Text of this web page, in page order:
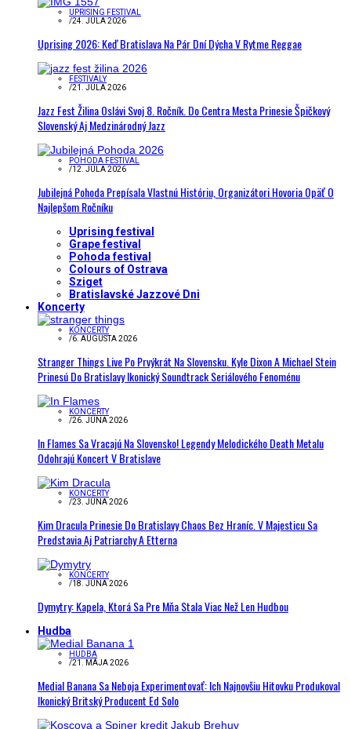
UPRISING FESTIVAL
/24. JÚLA 2026
Uprising 2026: Keď Bratislava Na Pár Dní Dýcha V Rytme Reggae
FESTIVALY
/21. JÚLA 2026
Jazz Fest Žilina Oslávi Svoj 8. Ročník. Do Centra Mesta Prinesie Špičkový
Slovenský Aj Medzinárodný Jazz
POHODA FESTIVAL
/12. JÚLA 2026
Jubilejná Pohoda Prepísala Vlastnú Históriu, Organizátori Hovoria Opäť O
Najlepšom Ročníku
Uprising festival
Grape festival
Pohoda festival
Colours of Ostrava
Sziget
Bratislavské Jazzové Dni
Koncerty
KONCERTY
/6. AUGUSTA 2026
Stranger Things Live Po Prvýkrát Na Slovensku. Kyle Dixon A Michael Stein
Prinesú Do Bratislavy Ikonický Soundtrack Seriálového Fenoménu
KONCERTY
/26. JÚNA 2026
In Flames Sa Vracajú Na Slovensko! Legendy Melodického Death Metalu
Odohrajú Koncert V Bratislave
KONCERTY
/23. JÚNA 2026
Kim Dracula Prinesie Do Bratislavy Chaos Bez Hraníc. V Majesticu Sa
Predstavia Aj Patriarchy A Etterna
KONCERTY
/18. JÚNA 2026
Dymytry: Kapela, Ktorá Sa Pre Mňa Stala Viac Než Len Hudbou
Hudba
HUDBA
/21. MÁJA 2026
Medial Banana Sa Neboja Experimentovať: Ich Najnovšiu Hitovku Produkoval
Ikonický Britský Producent Ed Solo